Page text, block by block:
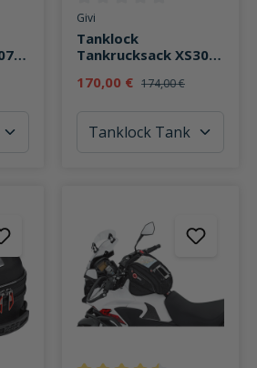
von 4.7 von 5 Sternen
Durchschnittliche Bewertung
Givi
Tanklock
Tankrucksack XS308
170,00 € 174,00 €